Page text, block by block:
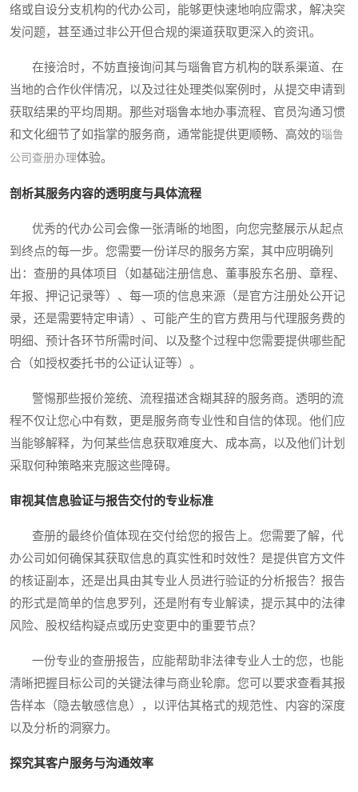
络或自设分支机构的代办公司，能够更快速地响应需求，解决突
发问题，甚至通过非公开但合规的渠道获取更深入的资讯。
在接洽时，不妨直接询问其与瑙鲁官方机构的联系渠道、在
当地的合作伙伴情况，以及过往处理类似案例时，从提交申请到
获取结果的平均周期。那些对瑙鲁本地办事流程、官员沟通习惯
和文化细节了如指掌的服务商，通常能提供更顺畅、高效的瑙鲁
公司查册办理体验。
剖析其服务内容的透明度与具体流程
优秀的代办公司会像一张清晰的地图，向您完整展示从起点
到终点的每一步。您需要一份详尽的服务方案，其中应明确列
出：查册的具体项目（如基础注册信息、董事股东名册、章程、
年报、押记记录等）、每一项的信息来源（是官方注册处公开记
录，还是需要特定申请）、可能产生的官方费用与代理服务费的
明细、预计各环节所需时间、以及整个过程中您需要提供哪些配
合（如授权委托书的公证认证等）。
警惕那些报价笼统、流程描述含糊其辞的服务商。透明的流
程不仅让您心中有数，更是服务商专业性和自信的体现。他们应
当能够解释，为何某些信息获取难度大、成本高，以及他们计划
采取何种策略来克服这些障碍。
审视其信息验证与报告交付的专业标准
查册的最终价值体现在交付给您的报告上。您需要了解，代
办公司如何确保其获取信息的真实性和时效性？是提供官方文件
的核证副本，还是出具由其专业人员进行验证的分析报告？报告
的形式是简单的信息罗列，还是附有专业解读，提示其中的法律
风险、股权结构疑点或历史变更中的重要节点？
一份专业的查册报告，应能帮助非法律专业人士的您，也能
清晰把握目标公司的关键法律与商业轮廓。您可以要求查看其报
告样本（隐去敏感信息），以评估其格式的规范性、内容的深度
以及分析的洞察力。
探究其客户服务与沟通效率